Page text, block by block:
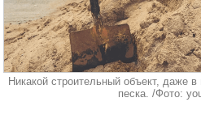
Никакой строительный объект, даже
песка. /Фото: